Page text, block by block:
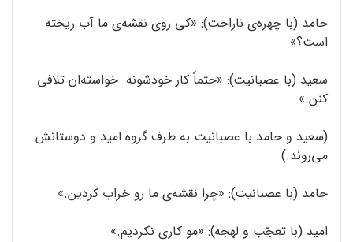
حامد (با چهره‌ی ناراحت): «کی روی نقشه‌ی ما آب ریخته
است؟»
سعید (با عصبانیت): «حتماً کار خودشونه. خواسته‌ان تلافی
کنن.»
(سعید و حامد با عصبانیت به طرف گروه امید و دوستانش
می‌روند.)
حامد (با عصبانیت): «چرا نقشه‌ی ما رو خراب کردین.»
امید (با تعجّب و لهجه): «مو کاری نکردیم.»